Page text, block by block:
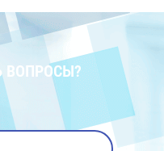
ВОПРОСЫ?